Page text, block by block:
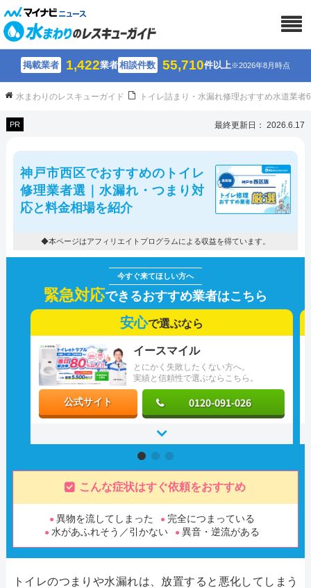
掲載業者 1,422業者相談件数 55,710件以上※2026年8月時点
水まわりのレスキューガイド トイレ詰まり・水漏れ修理おすすめ水道業
PR 最終更新日： 2026.6.17
神戸市西区でおすすめのトイレ
修理業者選｜水漏れ・つまり対
応と料金相場を紹介
◆本ページはアフィリエイトプログラムによる収益を得ています。
緊急対応できるおすすめ業者はこちら
安心で選ぶなら
とにかく失敗したくない方へ。
実績と信頼性で選ぶならこちら。
イースマイル
公式サイト 0120-091-026
こんな症状はすぐ依頼をおすすめ
異物を流してしまった
完全につまっている
水があふれそう／引かない
異音・逆流がある
トイレのつまりや水漏れは、放置すると悪化してしまう